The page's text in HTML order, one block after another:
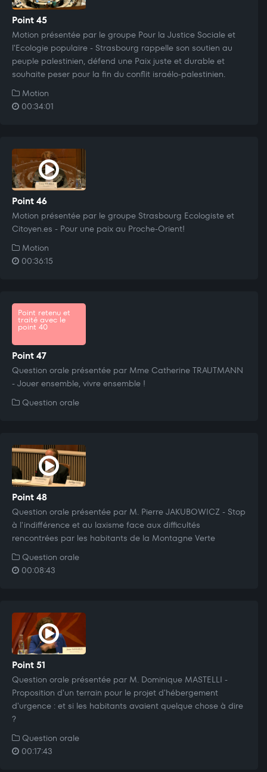
Point 45
Motion présentée par le groupe Pour la Justice Sociale et
l'Ecologie populaire - Strasbourg rappelle son soutien au
peuple palestinien, défend une Paix juste et durable et
souhaite peser pour la fin du conflit israélo-palestinien.
Motion
00:34:01
Point 46
Motion présentée par le groupe Strasbourg Ecologiste et
Citoyen.es - Pour une paix au Proche-Orient!
Motion
00:36:15
Point retenu et
traité avec le
point 40
Point 47
Question orale présentée par Mme Catherine TRAUTMANN
- Jouer ensemble, vivre ensemble !
Question orale
Point 48
Question orale présentée par M. Pierre JAKUBOWICZ - Stop
à l'indifférence et au laxisme face aux difficultés
rencontrées par les habitants de la Montagne Verte
Question orale
00:08:43
Point 51
Question orale présentée par M. Dominique MASTELLI -
Proposition d'un terrain pour le projet d'hébergement
d'urgence : et si les habitants avaient quelque chose à dire
?
Question orale
00:17:43